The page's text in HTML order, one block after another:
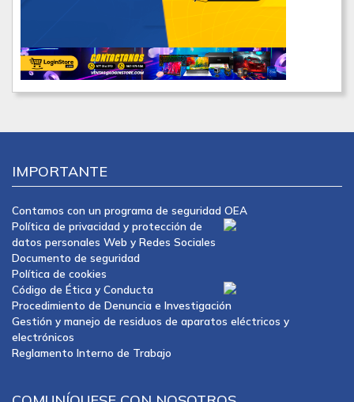
IMPORTANTE
Contamos con un programa de seguridad OEA
Política de privacidad y protección de
datos personales Web y Redes Sociales
Documento de seguridad
Política de cookies
Código de Ética y Conducta
Procedimiento de Denuncia e Investigación
Gestión y manejo de residuos de aparatos eléctricos y
electrónicos
Reglamento Interno de Trabajo